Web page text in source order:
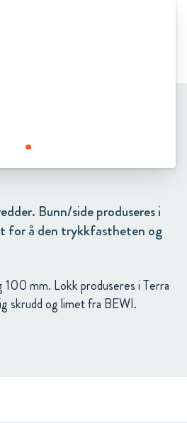
Bunn/side produseres i
for å den trykkfastheten og
mm. Lokk produseres i Terra
skrudd og limet fra BEWI.